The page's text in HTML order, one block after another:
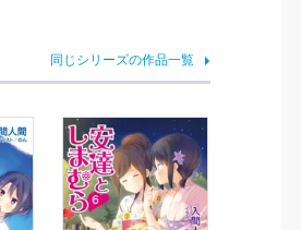
同じシリーズの作品一覧